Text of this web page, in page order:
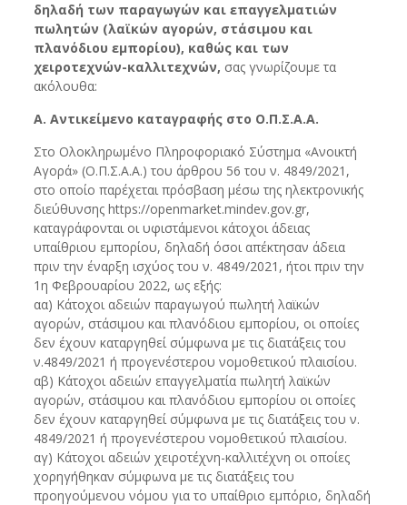
δηλαδή των παραγωγών και επαγγελματιών
πωλητών (λαϊκών αγορών, στάσιμου και
πλανόδιου εμπορίου), καθώς και των
χειροτεχνών-καλλιτεχνών, σας γνωρίζουμε τα
ακόλουθα:
Α. Αντικείμενο καταγραφής στο Ο.Π.Σ.Α.Α.
Στο Ολοκληρωμένο Πληροφοριακό Σύστημα «Ανοικτή
Αγορά» (Ο.Π.Σ.Α.Α.) του άρθρου 56 του ν. 4849/2021,
στο οποίο παρέχεται πρόσβαση μέσω της ηλεκτρονικής
διεύθυνσης https://openmarket.mindev.gov.gr,
καταγράφονται οι υφιστάμενοι κάτοχοι άδειας
υπαίθριου εμπορίου, δηλαδή όσοι απέκτησαν άδεια
πριν την έναρξη ισχύος του ν. 4849/2021, ήτοι πριν την
1η Φεβρουαρίου 2022, ως εξής:
αα) Κάτοχοι αδειών παραγωγού πωλητή λαϊκών
αγορών, στάσιμου και πλανόδιου εμπορίου, οι οποίες
δεν έχουν καταργηθεί σύμφωνα με τις διατάξεις του
ν.4849/2021 ή προγενέστερου νομοθετικού πλαισίου.
αβ) Κάτοχοι αδειών επαγγελματία πωλητή λαϊκών
αγορών, στάσιμου και πλανόδιου εμπορίου οι οποίες
δεν έχουν καταργηθεί σύμφωνα με τις διατάξεις του ν.
4849/2021 ή προγενέστερου νομοθετικού πλαισίου.
αγ) Κάτοχοι αδειών χειροτέχνη-καλλιτέχνη οι οποίες
χορηγήθηκαν σύμφωνα με τις διατάξεις του
προηγούμενου νόμου για το υπαίθριο εμπόριο, δηλαδή